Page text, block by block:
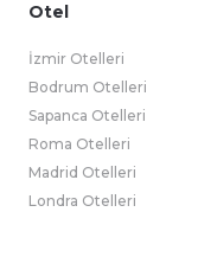
Otel
İzmir Otelleri
Bodrum Otelleri
Sapanca Otelleri
Roma Otelleri
Madrid Otelleri
Londra Otelleri